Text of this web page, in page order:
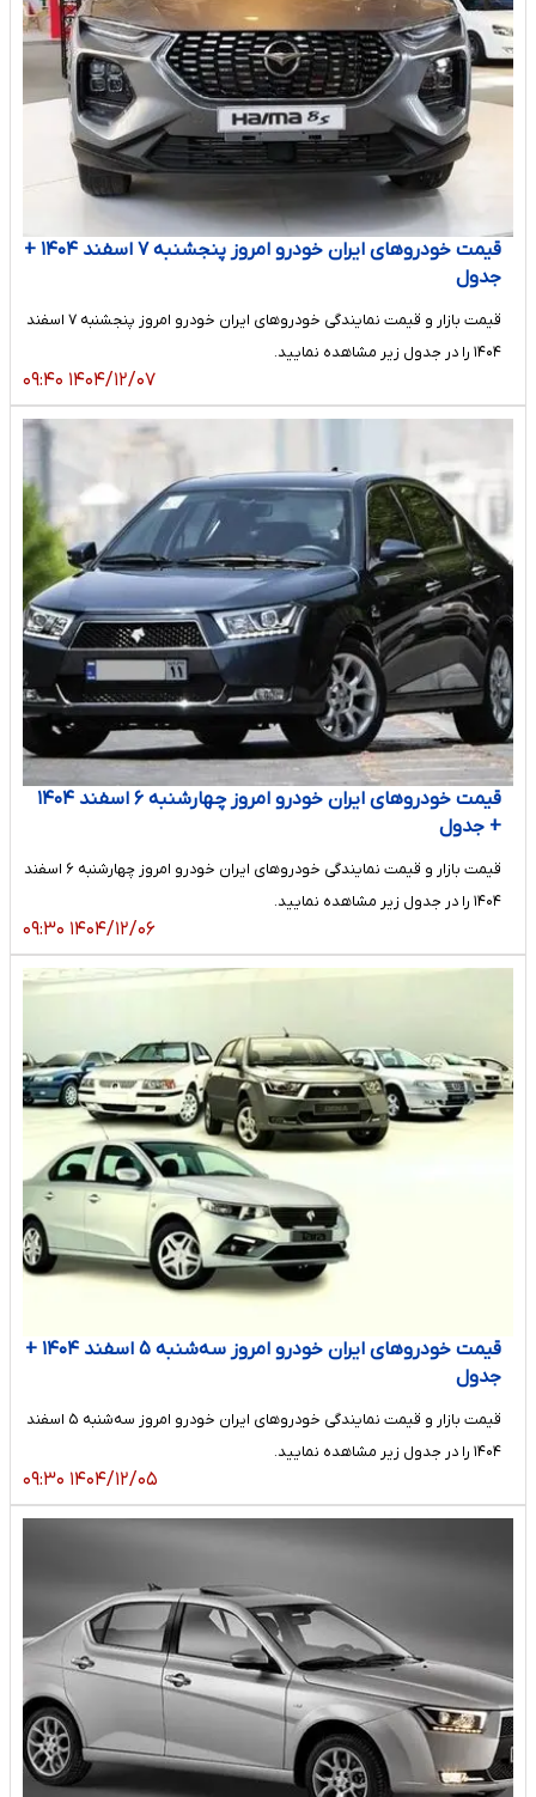
قیمت خودرو‌های ایران خودرو امروز پنجشنبه ۷ اسفند ۱۴۰۴ +
جدول
قیمت بازار و قیمت نمایندگی خودرو‌های ایران خودرو امروز پنجشنبه ۷ اسفند
۱۴۰۴ را در جدول زیر مشاهده نمایید.
۱۴۰۴/۱۲/۰۷ ۰۹:۴۰
قیمت خودرو‌های ایران خودرو امروز چهارشنبه ۶ اسفند ۱۴۰۴
+ جدول
قیمت بازار و قیمت نمایندگی خودرو‌های ایران خودرو امروز چهارشنبه ۶ اسفند
۱۴۰۴ را در جدول زیر مشاهده نمایید.
۱۴۰۴/۱۲/۰۶ ۰۹:۳۰
قیمت خودرو‌های ایران خودرو امروز سه‌شنبه ۵ اسفند ۱۴۰۴ +
جدول
قیمت بازار و قیمت نمایندگی خودرو‌های ایران خودرو امروز سه‌شنبه ۵ اسفند
۱۴۰۴ را در جدول زیر مشاهده نمایید.
۱۴۰۴/۱۲/۰۵ ۰۹:۳۰